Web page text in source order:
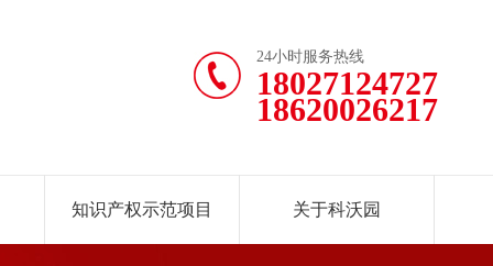
24小时服务热线
18027124727
18620026217
知识产权示范项目 关于科沃园